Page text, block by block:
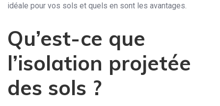
idéale pour vos sols et quels en sont les avantages.
Qu’est-ce que
l’isolation projetée
des sols ?